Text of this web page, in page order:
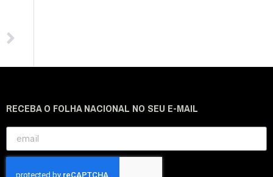
RECEBA O FOLHA NACIONAL NO SEU E-MAIL